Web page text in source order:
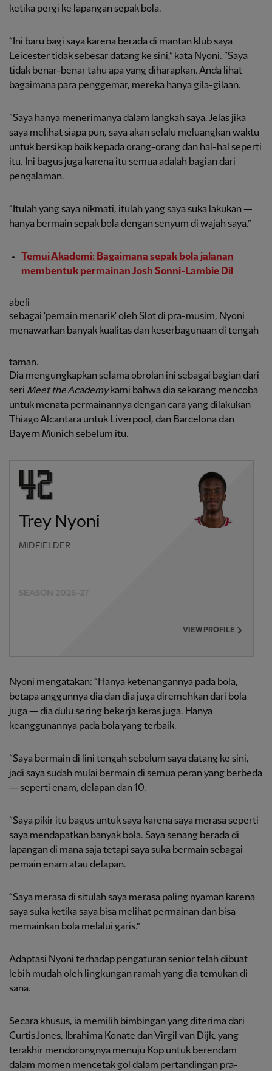
ketika pergi ke lapangan sepak bola.
“Ini baru bagi saya karena berada di mantan klub saya
Leicester tidak sebesar datang ke sini,” kata Nyoni. “Saya
tidak benar-benar tahu apa yang diharapkan. Anda lihat
bagaimana para penggemar, mereka hanya gila-gilaan.
“Saya hanya menerimanya dalam langkah saya. Jelas jika
saya melihat siapa pun, saya akan selalu meluangkan waktu
untuk bersikap baik kepada orang-orang dan hal-hal seperti
itu. Ini bagus juga karena itu semua adalah bagian dari
pengalaman.
“Itulah yang saya nikmati, itulah yang saya suka lakukan —
hanya bermain sepak bola dengan senyum di wajah saya.”
Temui Akademi: Bagaimana sepak bola jalanan
membentuk permainan Josh Sonni-Lambie Dil
abeli
sebagai 'pemain menarik' oleh Slot di pra-musim, Nyoni
menawarkan banyak kualitas dan keserbagunaan di tengah
taman.
Dia mengungkapkan selama obrolan ini sebagai bagian dari
seri Meet the Academykami bahwa dia sekarang mencoba
untuk menata permainannya dengan cara yang dilakukan
Thiago Alcantara untuk Liverpool, dan Barcelona dan
Bayern Munich sebelum itu.
Trey Nyoni
MIDFIELDER
VIEW PROFILE
Nyoni mengatakan: “Hanya ketenangannya pada bola,
betapa anggunnya dia dan dia juga diremehkan dari bola
juga — dia dulu sering bekerja keras juga. Hanya
keanggunannya pada bola yang terbaik.
“Saya bermain di lini tengah sebelum saya datang ke sini,
jadi saya sudah mulai bermain di semua peran yang berbeda
— seperti enam, delapan dan 10.
“Saya pikir itu bagus untuk saya karena saya merasa seperti
saya mendapatkan banyak bola. Saya senang berada di
lapangan di mana saja tetapi saya suka bermain sebagai
pemain enam atau delapan.
“Saya merasa di situlah saya merasa paling nyaman karena
saya suka ketika saya bisa melihat permainan dan bisa
memainkan bola melalui garis.”
Adaptasi Nyoni terhadap pengaturan senior telah dibuat
lebih mudah oleh lingkungan ramah yang dia temukan di
sana.
Secara khusus, ia memilih bimbingan yang diterima dari
Curtis Jones, Ibrahima Konate dan Virgil van Dijk, yang
terakhir mendorongnya menuju Kop untuk berendam
dalam momen mencetak gol dalam pertandingan pra-